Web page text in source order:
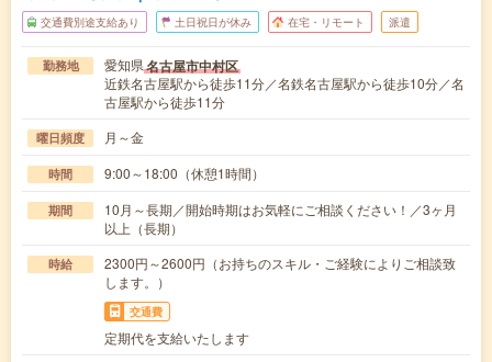
交通費別途支給あり 土日祝日が休み 在宅・リモート 派遣
勤務地 愛知県名古屋市中村区
近鉄名古屋駅から徒歩11分／名鉄名古屋駅から徒歩10分／名
古屋駅から徒歩11分
曜日頻度 月～金
時間 9:00～18:00（休憩1時間）
期間
10月～長期／開始時期はお気軽にご相談ください！／3ヶ月
以上（長期）
時給
2300円～2600円（お持ちのスキル・ご経験によりご相談致
します。）
交通費
定期代を支給いたします